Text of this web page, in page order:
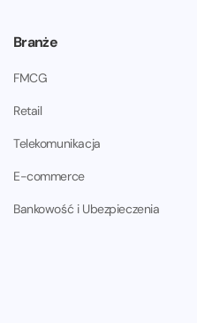
Branże
FMCG
Retail
Telekomunikacja
E-commerce
Bankowość i Ubezpieczenia